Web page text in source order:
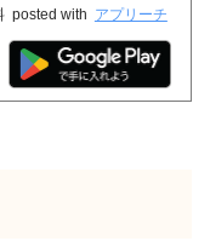
posted with アプリーチ